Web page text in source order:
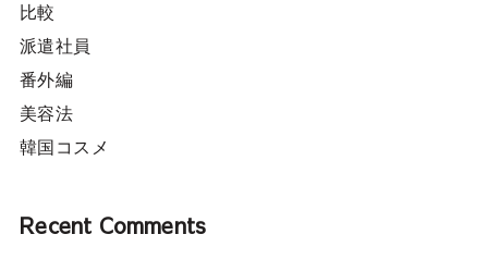
比較
派遣社員
番外編
美容法
韓国コスメ
Recent Comments